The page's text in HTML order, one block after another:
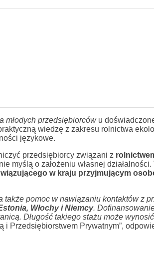
młodych przedsiębiorcówu
wiedzę z zakresu rolnictwa
językowe.
przedsiębiorcy związani z
myślą o założeniu własnej działalności.
w kraju przyjmującym
także pomoc w nawiązaniu kontaktów z
Włochy i Niemcy.
Długość takiego stażu może
i Przedsiębiorstwem Prywatnym”,